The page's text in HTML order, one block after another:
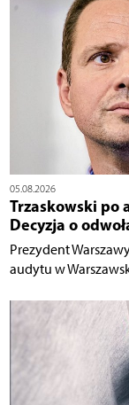
05.08.2026
Trzaskowski po
Decyzja o
Prezydent
audytu w